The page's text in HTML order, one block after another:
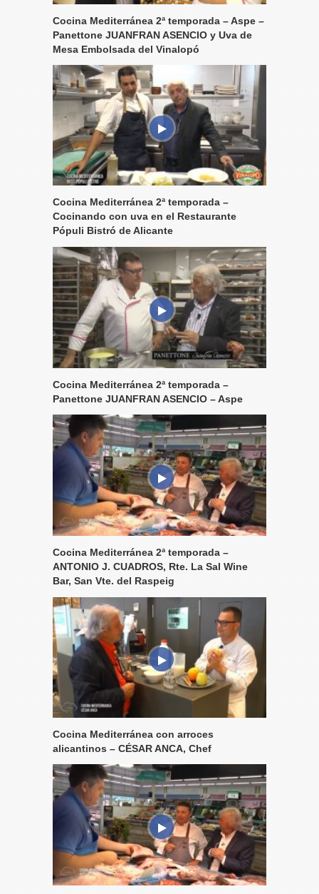
Cocina Mediterránea 2ª temporada – Aspe –
Panettone JUANFRAN ASENCIO y Uva de
Mesa Embolsada del Vinalopó
Cocina Mediterránea 2ª temporada –
Cocinando con uva en el Restaurante
Pópuli Bistró de Alicante
Cocina Mediterránea 2ª temporada –
Panettone JUANFRAN ASENCIO – Aspe
Cocina Mediterránea 2ª temporada –
ANTONIO J. CUADROS, Rte. La Sal Wine
Bar, San Vte. del Raspeig
Cocina Mediterránea con arroces
alicantinos – CÉSAR ANCA, Chef